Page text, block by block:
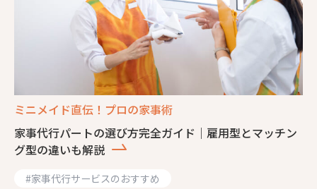
ミニメイド直伝！プロの家事術
家事代行パートの選び方完全ガイド｜雇用型とマッチン
グ型の違いも解説
#家事代行サービスのおすすめ